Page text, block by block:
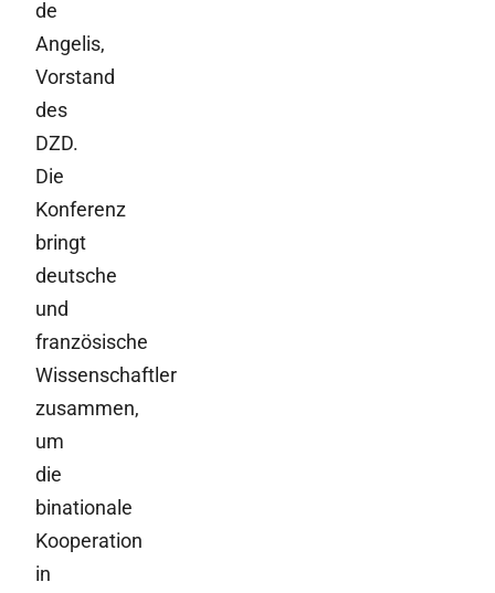
de
Angelis,
Vorstand
des
DZD.
Die
Konferenz
bringt
deutsche
und
französische
Wissenschaftler
zusammen,
um
die
binationale
Kooperation
in